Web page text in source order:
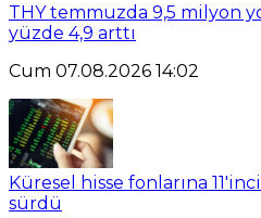
THY temmuzda 9,5 milyon
yüzde 4,9 arttı
Cum 07.08.2026 14:02
Küresel hisse fonlarına
sürdü